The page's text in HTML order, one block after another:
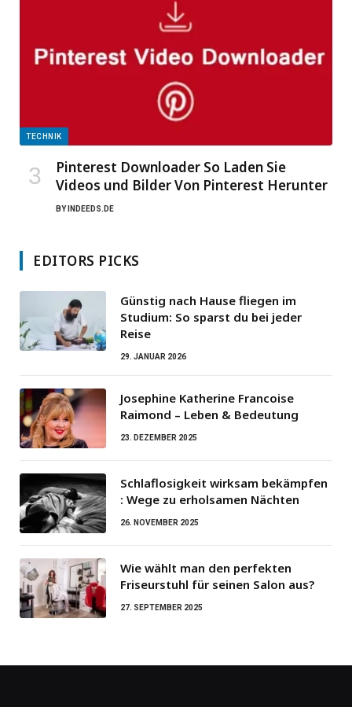
TECHNIK
Pinterest Downloader So Laden Sie
Videos und Bilder Von Pinterest Herunter
BY INDEEDS.DE
EDITORS PICKS
Günstig nach Hause fliegen im
Studium: So sparst du bei jeder
Reise
29. JANUAR 2026
Josephine Katherine Francoise
Raimond – Leben & Bedeutung
23. DEZEMBER 2025
Schlaflosigkeit wirksam bekämpfen
: Wege zu erholsamen Nächten
26. NOVEMBER 2025
Wie wählt man den perfekten
Friseurstuhl für seinen Salon aus?
27. SEPTEMBER 2025